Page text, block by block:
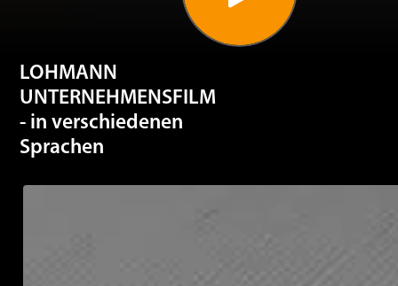
LOHMANN
UNTERNEHMENSFILM
- in verschiedenen
Sprachen